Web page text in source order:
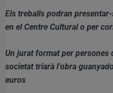
Els treballs podran
en el Centre Cultural o per
Un jurat format per persones
societat triarà l’obra
euros